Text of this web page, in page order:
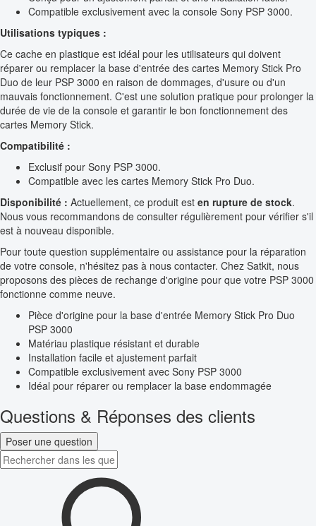
Compatible exclusivement avec la console Sony PSP 3000.
Utilisations typiques :
Ce cache en plastique est idéal pour les utilisateurs qui doivent
réparer ou remplacer la base d'entrée des cartes Memory Stick Pro
Duo de leur PSP 3000 en raison de dommages, d'usure ou d'un
mauvais fonctionnement. C'est une solution pratique pour prolonger la
durée de vie de la console et garantir le bon fonctionnement des
cartes Memory Stick.
Compatibilité :
Exclusif pour Sony PSP 3000.
Compatible avec les cartes Memory Stick Pro Duo.
Disponibilité : Actuellement, ce produit est en rupture de stock.
Nous vous recommandons de consulter régulièrement pour vérifier s'il
est à nouveau disponible.
Pour toute question supplémentaire ou assistance pour la réparation
de votre console, n'hésitez pas à nous contacter. Chez Satkit, nous
proposons des pièces de rechange d'origine pour que votre PSP 3000
fonctionne comme neuve.
Pièce d'origine pour la base d'entrée Memory Stick Pro Duo
PSP 3000
Matériau plastique résistant et durable
Installation facile et ajustement parfait
Compatible exclusivement avec Sony PSP 3000
Idéal pour réparer ou remplacer la base endommagée
Questions & Réponses des clients
Poser une question